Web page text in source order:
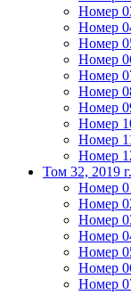
Номер
Номер
Номер
Номер
Номер
Номер
Номер
Номер
Номер
Номер
Том 32, 2019 г.
Номер
Номер
Номер
Номер
Номер
Номер
Номер